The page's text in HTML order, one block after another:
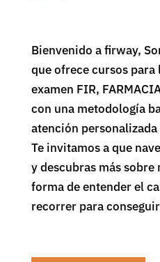
Bienvenido a firway,
que ofrece cursos
examen FIR,
con una metodología
atención
Te invitamos a que
y descubras más
forma de entender el
recorrer para